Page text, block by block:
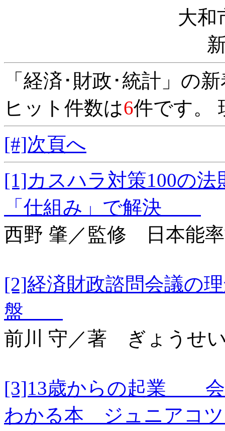
大和
「経済･財政･統計」の
ヒット件数は6件です。
[#]次頁へ
[1]カスハラ対策100の
「仕組み」で解決
西野 肇／監修 日本能
[2]経済財政諮問会議
盤
前川 守／著 ぎょうせ
[3]13歳からの起業 会
わかる本 ジュニアコ